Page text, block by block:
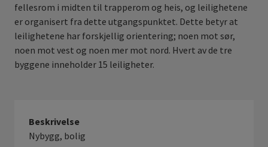
fellesrom i midten til trapperom og heis, og leilighetene
er organisert fra dette utgangspunktet. Dette betyr at
leilighetene har forskjellig orientering; noen mot sør,
noen mot vest og noen mer mot nord. Hvert av de tre
byggene inneholder 15 leiligheter.
Beskrivelse
Nybygg, bolig